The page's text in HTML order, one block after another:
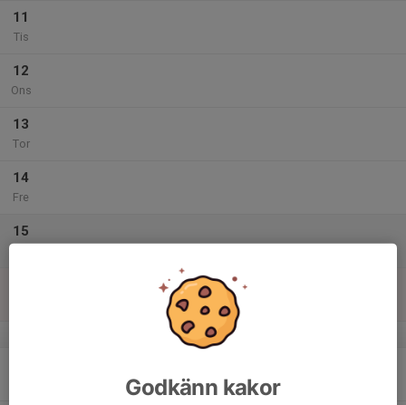
11
Tis
12
Ons
13
Tor
14
Fre
15
v.12
Godkänn kakor